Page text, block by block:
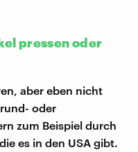
pressen oder
aber eben nicht
oder
zum Beispiel durch
es in den USA gibt.